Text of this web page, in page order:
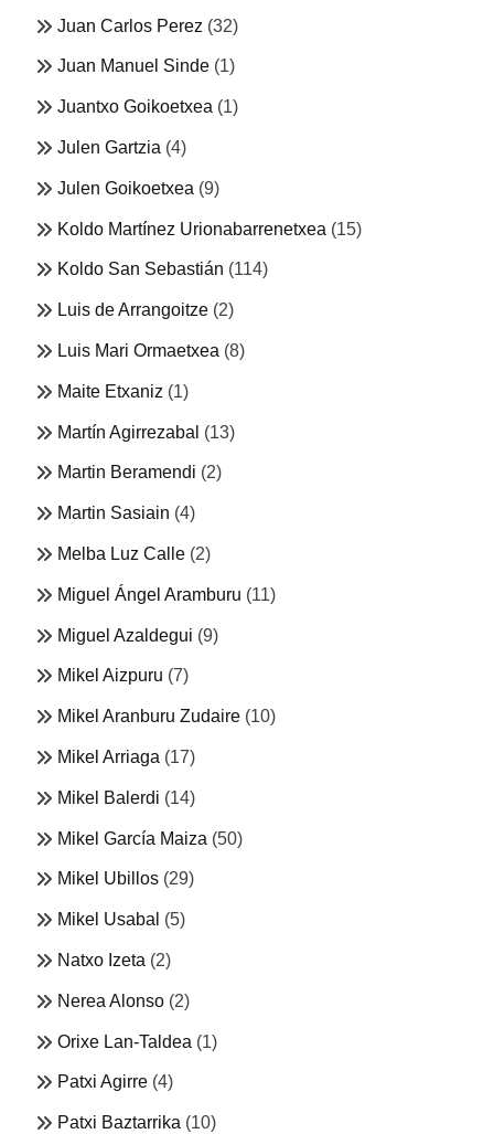
Juan Carlos Perez (32)
Juan Manuel Sinde (1)
Juantxo Goikoetxea (1)
Julen Gartzia (4)
Julen Goikoetxea (9)
Koldo Martínez Urionabarrenetxea (15)
Koldo San Sebastián (114)
Luis de Arrangoitze (2)
Luis Mari Ormaetxea (8)
Maite Etxaniz (1)
Martín Agirrezabal (13)
Martin Beramendi (2)
Martin Sasiain (4)
Melba Luz Calle (2)
Miguel Ángel Aramburu (11)
Miguel Azaldegui (9)
Mikel Aizpuru (7)
Mikel Aranburu Zudaire (10)
Mikel Arriaga (17)
Mikel Balerdi (14)
Mikel García Maiza (50)
Mikel Ubillos (29)
Mikel Usabal (5)
Natxo Izeta (2)
Nerea Alonso (2)
Orixe Lan-Taldea (1)
Patxi Agirre (4)
Patxi Baztarrika (10)